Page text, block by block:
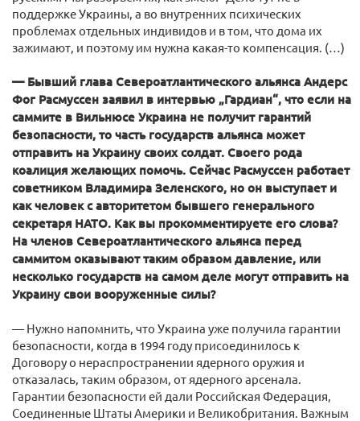
поддержке Украины, а во внутренних психических
проблемах отдельных индивидов и в том, что дома их
зажимают, и поэтому им нужна какая-то компенсация. (…)
— Бывший глава Североатлантического альянса Андерс
Фог Расмуссен заявил в интервью „Гардиан“, что если на
саммите в Вильнюсе Украина не получит гарантий
безопасности, то часть государств альянса может
отправить на Украину своих солдат. Своего рода
коалиция желающих помочь. Сейчас Расмуссен работает
советником Владимира Зеленского, но он выступает и
как человек с авторитетом бывшего генерального
секретаря НАТО. Как вы прокомментируете его слова?
На членов Североатлантического альянса перед
саммитом оказывают таким образом давление, или
несколько государств на самом деле могут отправить на
Украину свои вооруженные силы?
— Нужно напомнить, что Украина уже получила гарантии
безопасности, когда в 1994 году присоединилось к
Договору о нераспространении ядерного оружия и
отказалась, таким образом, от ядерного арсенала.
Гарантии безопасности ей дали Российская Федерация,
Соединенные Штаты Америки и Великобритания. Важным